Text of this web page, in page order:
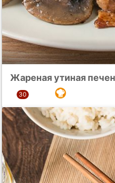
Жареная утиная